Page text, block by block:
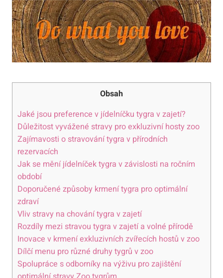
Obsah
Jaké jsou preference v jídelníčku tygra v zajetí?
Důležitost vyvážené stravy pro exkluzivní hosty zoo
Zajímavosti o stravování tygra v přírodních
rezervacích
Jak se mění jídelníček tygra v závislosti na ročním
období
Doporučené způsoby krmení tygra pro optimální
zdraví
Vliv stravy na chování tygra v zajetí
Rozdíly mezi stravou tygra v zajetí a volné přírodě
Inovace v krmení exkluzivních zvířecích hostů v zoo
Dílčí menu pro různé druhy tygrů v zoo
Spolupráce s odborníky na výživu pro zajištění